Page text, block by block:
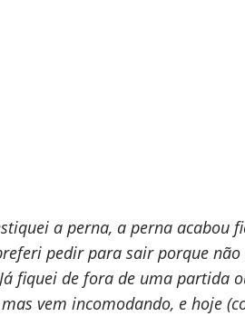
a perna, a perna acabou
pedir para sair porque
fiquei de fora de uma partida
vem incomodando, e hoje